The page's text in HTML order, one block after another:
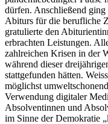
dürfen. Anschließend
Abiturs für die berufliche
gratulierte den
erbrachten Leistungen.
zahlreichen Krisen in der
während dieser
stattgefunden hätten.
möglichst
Verwendung digitaler
Absolventinnen und
im Sinne der Demokratie